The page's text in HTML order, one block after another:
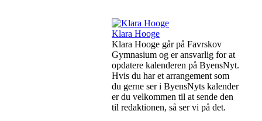
Klara Hooge
Klara Hooge går på Favrskov
Gymnasium og er ansvarlig for at
opdatere kalenderen på ByensNyt.
Hvis du har et arrangement som
du gerne ser i ByensNyts kalender
er du velkommen til at sende den
til redaktionen, så ser vi på det.